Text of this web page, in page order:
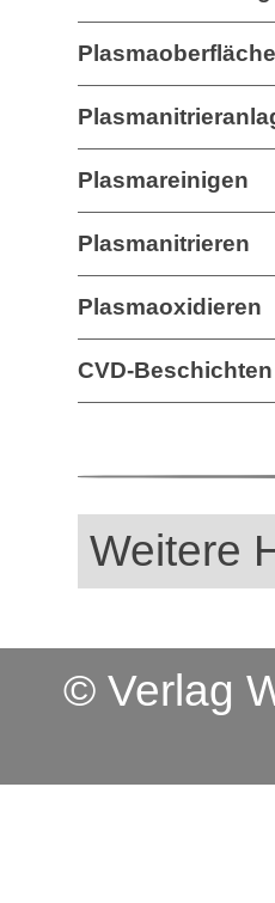
Plasmareinigen
Plasmanitrieren
Plasmaoxidieren
CVD-Beschichten
Weitere
© Verlag